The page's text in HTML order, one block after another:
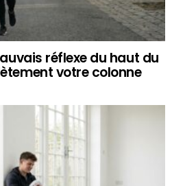
réflexe du haut du
votre colonne